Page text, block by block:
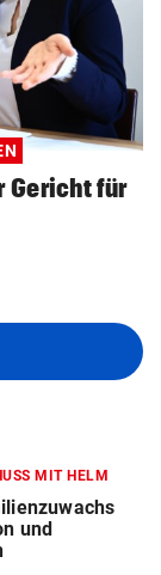
Gericht für
MIT HELM
und